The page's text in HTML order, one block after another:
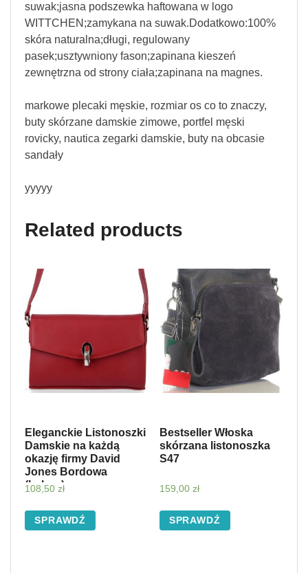
suwak;jasna podszewka haftowana w logo
WITTCHEN;zamykana na suwak.Dodatkowo:100%
skóra naturalna;długi, regulowany
pasek;usztywniony fason;zapinana kieszeń
zewnętrzna od strony ciała;zapinana na magnes.
markowe plecaki męskie, rozmiar os co to znaczy,
buty skórzane damskie zimowe, portfel męski
rovicky, nautica zegarki damskie, buty na obcasie
sandały
yyyyy
Related products
Eleganckie Listonoszki
Damskie na każdą
okazję firmy David
Jones Bordowa
(kolory)
108,50 zł
SPRAWDŹ
Bestseller Włoska
skórzana listonoszka
S47
159,00 zł
SPRAWDŹ